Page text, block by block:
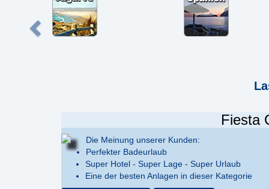
Fiesta
Die Meinung unserer Kunden:
Perfekter Badeurlaub
Super Hotel - Super Lage - Super Urlaub
Eine der besten Anlagen in dieser Kategorie